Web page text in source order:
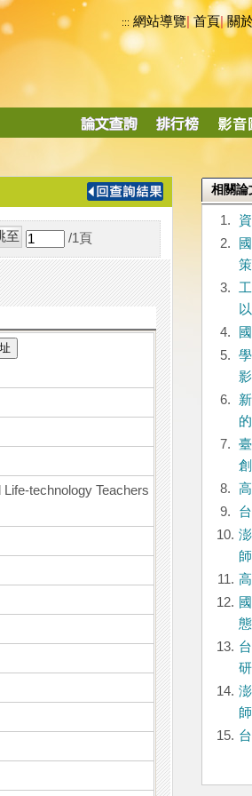
::: 網站導覽|首頁|關
導
/1 頁
technology Teachers
相關論
1.
2.
3.
4.
5.
6.
7.
8.
9.
10.
11.
12.
13.
14.
15.